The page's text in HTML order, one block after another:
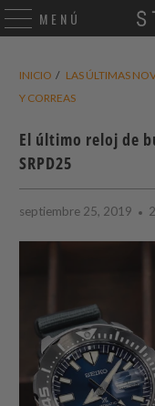
MENÚ
INICIO / LAS ÚLTIMAS
Y CORREAS
El último reloj de
SRPD25
septiembre 25, 2019